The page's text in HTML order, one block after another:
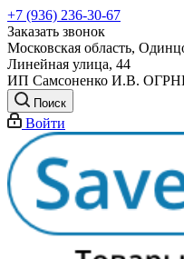
+7 (936) 236-30-67
Заказать звонок
Московская область,
Линейная улица, 44
ИП Самсоненко И.В.
Поиск
Войти